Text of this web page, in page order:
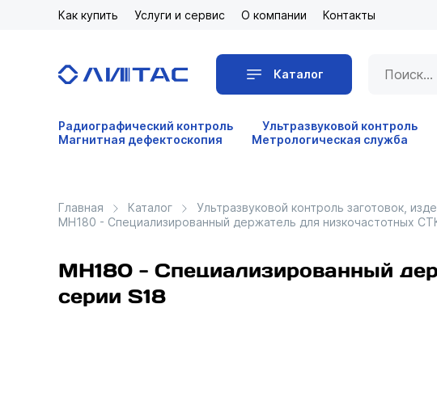
Как купить Услуги и сервис О компании Контакты
Каталог
Радиографический контроль Ультразвуковой контроль
Магнитная дефектоскопия
Метрологическая служба
Главная Каталог Ультразвуковой контроль заготовок,
MH180 - Специализированный держатель для низкочастотных
MH180 - Специализированный
серии S18